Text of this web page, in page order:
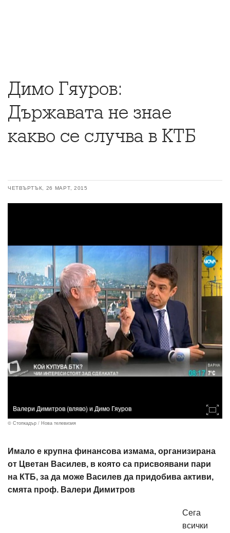
Димо Гяуров:
Държавата не знае
какво се случва в КТБ
ЧЕТВЪРТЪК, 26 МАРТ, 2015
Валери Димитров (вляво) и Димо Гяуров
© Стопкадър / Нова телевизия
Имало е крупна финансова измама, организирана
от Цветан Василев, в която са присвоявани пари
на КТБ, за да може Василев да придобива активи,
смята проф. Валери Димитров
Сега
всички